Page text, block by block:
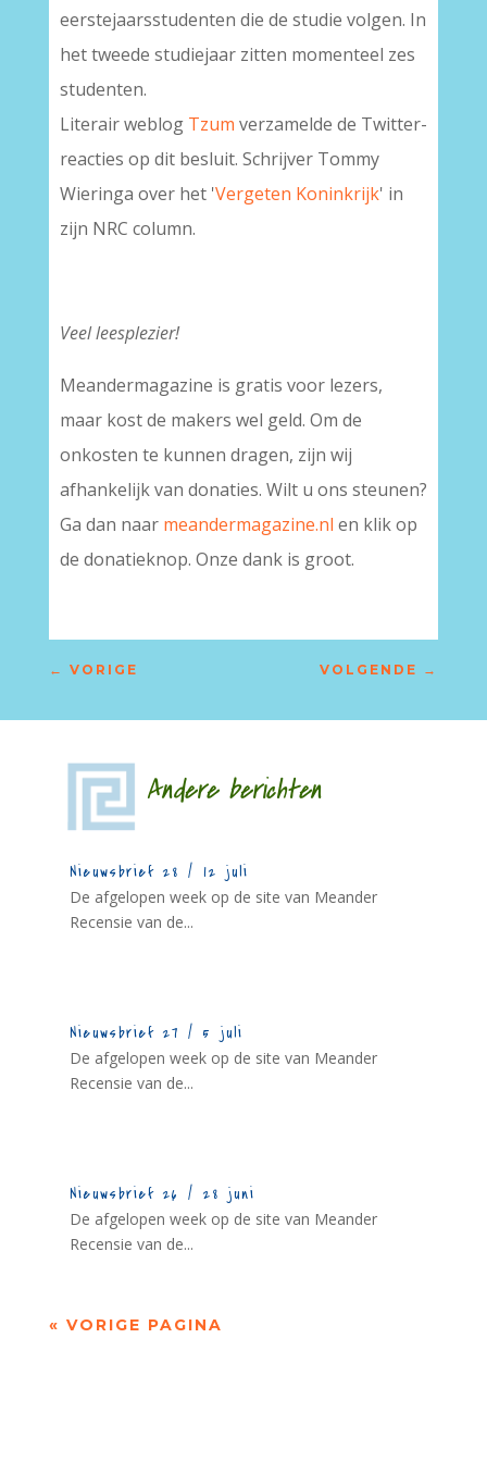
eerstejaarsstudenten die de studie volgen. In
het tweede studiejaar zitten momenteel zes
studenten.
Literair weblog Tzum verzamelde de Twitter-
reacties op dit besluit. Schrijver Tommy
Wieringa over het 'Vergeten Koninkrijk' in
zijn NRC column.
Veel leesplezier!
Meandermagazine is gratis voor lezers,
maar kost de makers wel geld. Om de
onkosten te kunnen dragen, zijn wij
afhankelijk van donaties. Wilt u ons steunen?
Ga dan naar meandermagazine.nl en klik op
de donatieknop. Onze dank is groot.
← VORIGE VOLGENDE →
Andere berichten
Nieuwsbrief 28 / 12 juli
De afgelopen week op de site van Meander
Recensie van de...
Nieuwsbrief 27 / 5 juli
De afgelopen week op de site van Meander
Recensie van de...
Nieuwsbrief 26 / 28 juni
De afgelopen week op de site van Meander
Recensie van de...
« VORIGE PAGINA